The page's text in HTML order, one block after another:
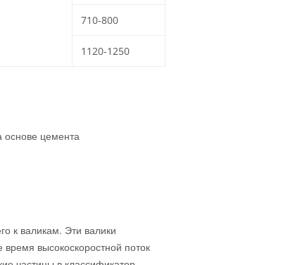
710-800
1120-1250
основе цемента
к валикам. Эти валики
высокоскоростной поток